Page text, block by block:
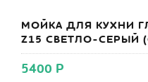
МОЙКА ДЛЯ КУХНИ
Z15 СВЕТЛО-СЕРЫЙ
5400 Р